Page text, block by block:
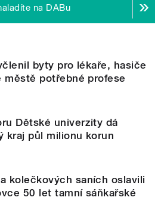
na DABu
byty pro lékaře, hasiče
městě potřebné profese
Dětské univerzity dá
kraj půl milionu korun
kolečkových saních oslavili
50 let tamní sáňkařské